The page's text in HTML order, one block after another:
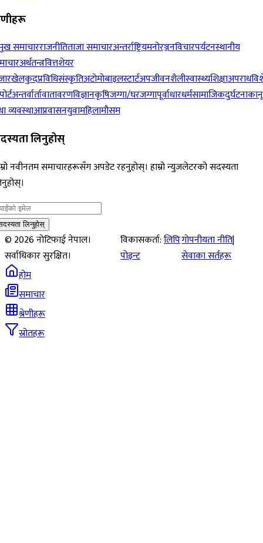
समाचारराजनीतिताजा समाचारअन्तर्राष्ट्रियमनोरञ्जनविचारपर्यटनस्थानीय
अर्थतन्त्रवित्तशेयर
खेलकुदप्रविधिसंस्कृतिअटोमोबाइलस्टार्टअपजीवनशैलीस्वास्थ्यशिक्षाअपराध
अन्तर्वार्तावातावरणविज्ञानकृषिजग्गा/घरजग्गापूर्वाधारधर्मसामाजिकदुर्घटना
व्यवस्थाआप्रवासनयुवामहिलामौसम
लिनुहोस्
नवीनतम समाचारहरूसँग अपडेट रहनुहोस्। हाम्रो न्युजलेटरको सदस्यता
लिनुहोस्
©2026नोटिफाई नेपाल।
सर्वाधिकार सुरक्षित।
विकासकर्ता:लिपि
पोइन्ट
गोपनीयता नीति|
सेवाका सर्तहरू
होम
समाचार
श्रेणीहरू
स्रोतहरू